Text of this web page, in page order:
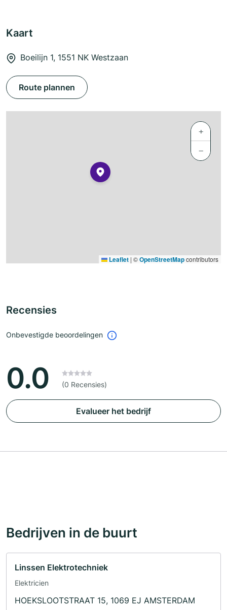
Kaart
Boeilijn 1, 1551 NK Westzaan
Route plannen
+
−
Leaflet | ©OpenStreetMapcontributors
Recensies
Onbevestigde beoordelingen
0.0 (0 Recensies)
Evalueer het bedrijf
Bedrijven in de buurt
Linssen Elektrotechniek
Elektricien
HOEKSLOOTSTRAAT 15, 1069 EJ AMSTERDAM